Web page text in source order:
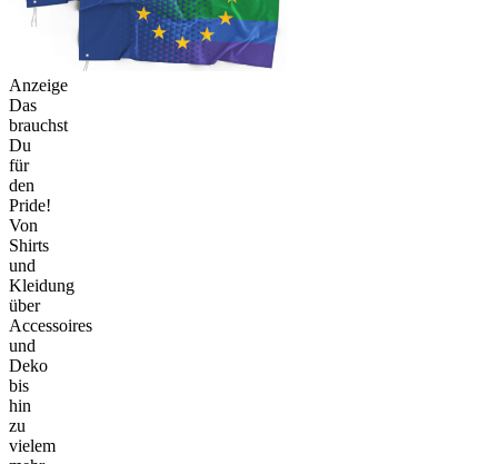
Anzeige
Das
brauchst
Du
für
den
Pride!
Von
Shirts
und
Kleidung
über
Accessoires
und
Deko
bis
hin
zu
vielem